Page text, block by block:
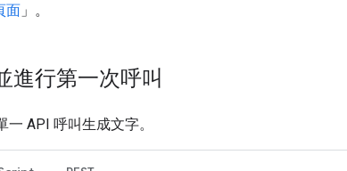
面 」。
進行第一次呼叫
API 呼叫生成文字。